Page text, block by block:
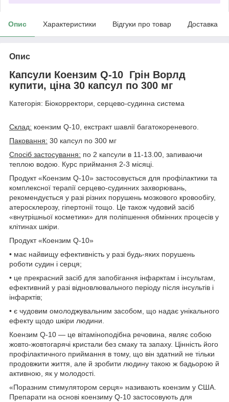
Опис Характеристики Відгуки про товар Доставка
Опис
Капсули Коензим Q-10 Грін Ворлд
купити, ціна 30 капсул по 300 мг
Категорія: Біокорректори, серцево-судинна система
Склад: коензим Q-10, екстракт шавлії багатокореневого.
Паковання: 30 капсул по 300 мг
Спосіб застосування: по 2 капсули в 11-13.00, запиваючи
теплою водою. Курс приймання 2-3 місяці.
Продукт «Коензим Q-10» застосовується для профілактики та
комплексної терапії серцево-судинних захворювань,
рекомендується у разі різних порушень мозкового кровообігу,
атеросклерозу, гіпертонії тощо. Це також чудовий засіб
«внутрішньої косметики» для поліпшення обмінних процесів у
клітинах шкіри.
Продукт «Коензим Q-10»
• має найвищу ефективність у разі будь-яких порушень
роботи судин і серця;
• це прекрасний засіб для запобігання інфарктам і інсультам,
ефективний у разі відновлювального періоду після інсультів і
інфарктів;
• є чудовим омолоджувальним засобом, що надає унікального
ефекту щодо шкіри людини.
Коензим Q-10 — це вітаміноподібна речовина, являє собою
жовто-жовтогарячі кристали без смаку та запаху. Цінність його
профілактичного приймання в тому, що він здатний не тільки
продовжити життя, але й зробити людину такою ж бадьорою й
активною, як у молодості.
«Поразним стимулятором серця» називають коензим у США.
Препарати на основі коензиму Q-10 застосовують для